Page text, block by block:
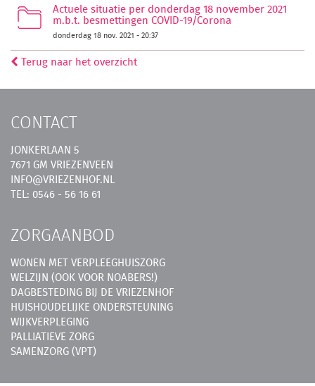
Actuele situatie per donderdag 18 november 2021
m.b.t. besmettingen COVID-19/Corona
donderdag 18 nov. 2021 - 20:37
Terug naar het overzicht
CONTACT
JONKERLAAN 5
7671 GM VRIEZENVEEN
INFO@VRIEZENHOF.NL
TEL: 0546 - 56 16 61
ZORGAANBOD
WONEN MET VERPLEEGHUISZORG
WELZIJN (OOK VOOR NOABERS!)
DAGBESTEDING BIJ DE VRIEZENHOF
HUISHOUDELIJKE ONDERSTEUNING
WIJKVERPLEGING
PALLIATIEVE ZORG
SAMENZORG (VPT)